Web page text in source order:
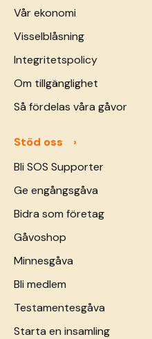
Vår ekonomi
Visselblåsning
Integritetspolicy
Om tillgänglighet
Så fördelas våra gåvor
Stöd oss
Bli SOS Supporter
Ge engångsgåva
Bidra som företag
Gåvoshop
Minnesgåva
Bli medlem
Testamentesgåva
Starta en insamling